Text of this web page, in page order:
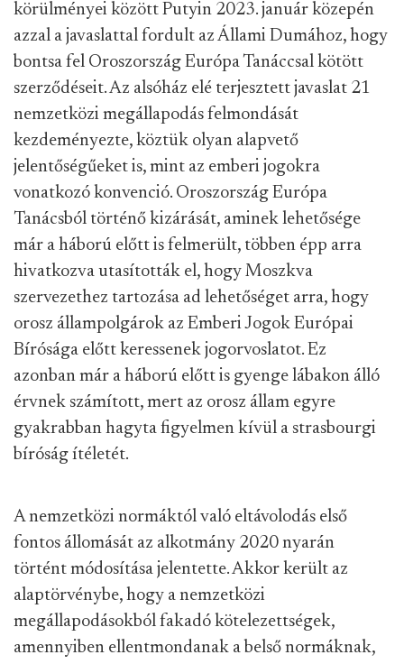
körülményei között Putyin 2023. január közepén
azzal a javaslattal fordult az Állami Dumához, hogy
bontsa fel Oroszország Európa Tanáccsal kötött
szerződéseit. Az alsóház elé terjesztett javaslat 21
nemzetközi megállapodás felmondását
kezdeményezte, köztük olyan alapvető
jelentőségűeket is, mint az emberi jogokra
vonatkozó konvenció. Oroszország Európa
Tanácsból történő kizárását, aminek lehetősége
már a háború előtt is felmerült, többen épp arra
hivatkozva utasították el, hogy Moszkva
szervezethez tartozása ad lehetőséget arra, hogy
orosz állampolgárok az Emberi Jogok Európai
Bírósága előtt keressenek jogorvoslatot. Ez
azonban már a háború előtt is gyenge lábakon álló
érvnek számított, mert az orosz állam egyre
gyakrabban hagyta figyelmen kívül a strasbourgi
bíróság ítéletét.
A nemzetközi normáktól való eltávolodás első
fontos állomását az alkotmány 2020 nyarán
történt módosítása jelentette. Akkor került az
alaptörvénybe, hogy a nemzetközi
megállapodásokból fakadó kötelezettségek,
amennyiben ellentmondanak a belső normáknak,